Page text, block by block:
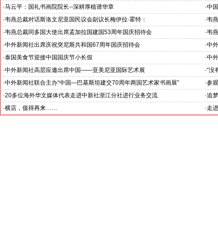
·马云平：国礼书画院院长--深耕厚植谱华章 ·中
·韦燕总裁对话斯洛文尼亚国民议会副议长梅伊拉·霍特： ·韦
·韦燕总裁同多国大使出席孟加拉国建国53周年国庆招待会 ·韦
·中外新闻社出席庆祝突尼斯共和国67周年国庆招待会 ·中
·泰国美食节迎接中国国庆节小长假 ·中
来
·中外新闻社高层应邀出席中国——亚美尼亚国际艺术展 ·“没
·中外新闻社联合主办“中国—巴基斯坦建交70周年两国艺术家书画展” ·参
--中
·20多位海外华文媒体代表走进中新社浙江分社进行业务交流 ·追
·横店，值得再来…… ·走